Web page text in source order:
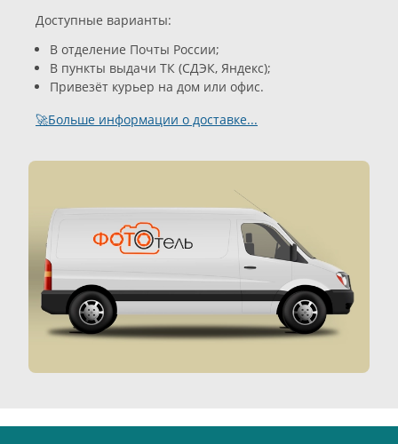
Доступные варианты:
В отделение Почты России;
В пункты выдачи ТК (СДЭК, Яндекс);
Привезёт курьер на дом или офис.
🚀Больше информации о доставке...